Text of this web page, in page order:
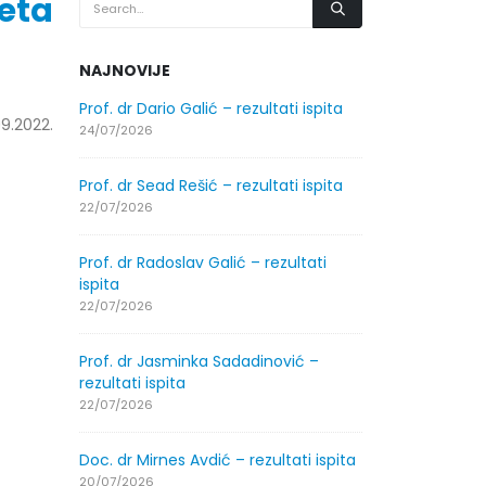
NAJNOVIJE
Prof. dr Dario Galić – rezultati ispita
24/07/2026
Prof. dr Sead Rešić – rezultati ispita
22/07/2026
Prof. dr Radoslav Galić – rezultati
ispita
22/07/2026
Prof. dr Jasminka Sadadinović –
rezultati ispita
22/07/2026
Doc. dr Mirnes Avdić – rezultati ispita
20/07/2026